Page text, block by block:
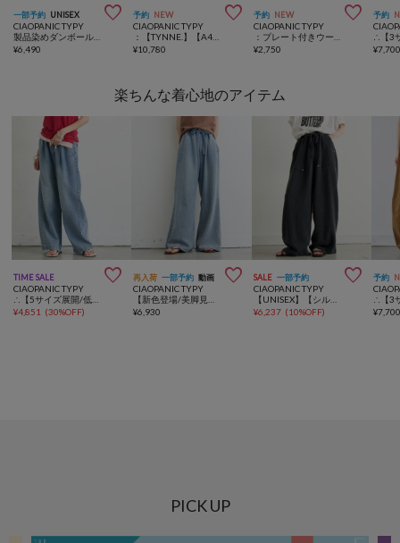
一部予約 UNISEX 
CIAOPANIC TYPY
¥6,490
予約 NEW 
CIAOPANIC TYPY
¥10,780
予約 NEW 
CIAOPANIC TYPY
¥2,750
予約
¥
楽ちんな着心地のアイテム
TIME SALE 
CIAOPANIC TYPY
∴【5サイズ展開/低身長・高身長対応】デイリーイージーワイドデニム
¥4,851 (30%OFF)
再入荷 一部予約 動画 
CIAOPANIC TYPY
【新色登場/美脚見え/3サイズ展開】柔らかルーズフレアイージーパンツ
¥6,930
SALE 一部予約 
CIAOPANIC TYPY
【UNISEX】【シルエット調整可】ピグメント加工ワッフルイージーパンツ/WEB限定カラーあり
¥6,237 (10%OFF)
予約
¥
PICK UP